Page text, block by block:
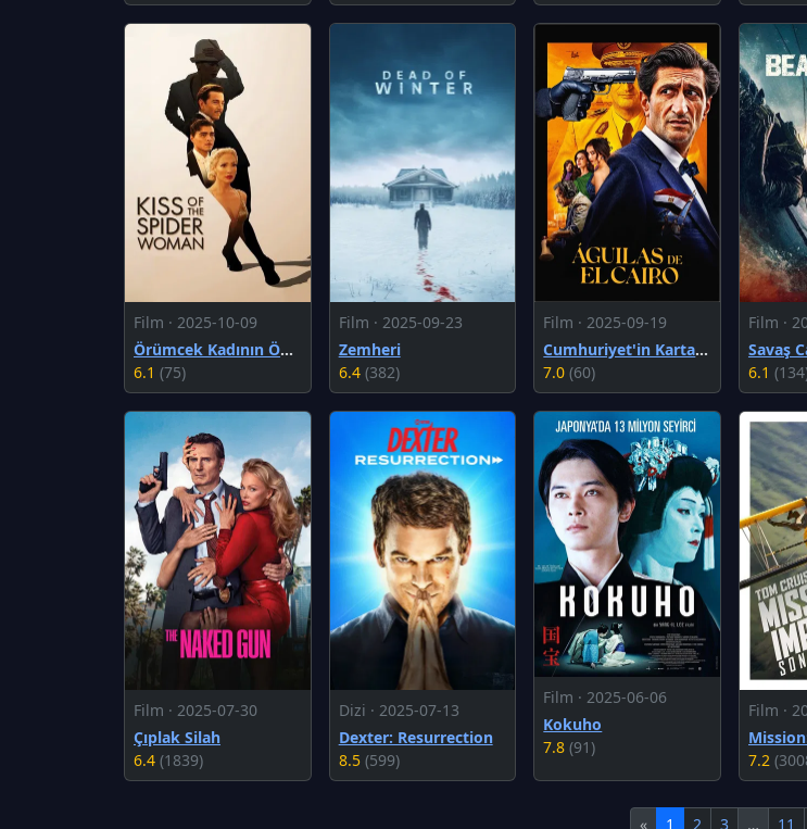
Film · 2025-10-09
Örümcek Kadının Öpücüğü
6.1 (75)
Film · 2025-09-23
Zemheri
6.4 (382)
Film · 2025-09-19
Cumhuriyet'in Kartalları
7.0(60)
Film ·
Savaş
6.1
Film · 2025-07-30
Çıplak Silah
6.4 (1839)
Dizi · 2025-07-13
Dexter: Resurrection
8.5 (599)
Film · 2025-06-06
Kokuho
7.8(91)
Film ·
7.2
« 1 2 3 … 11